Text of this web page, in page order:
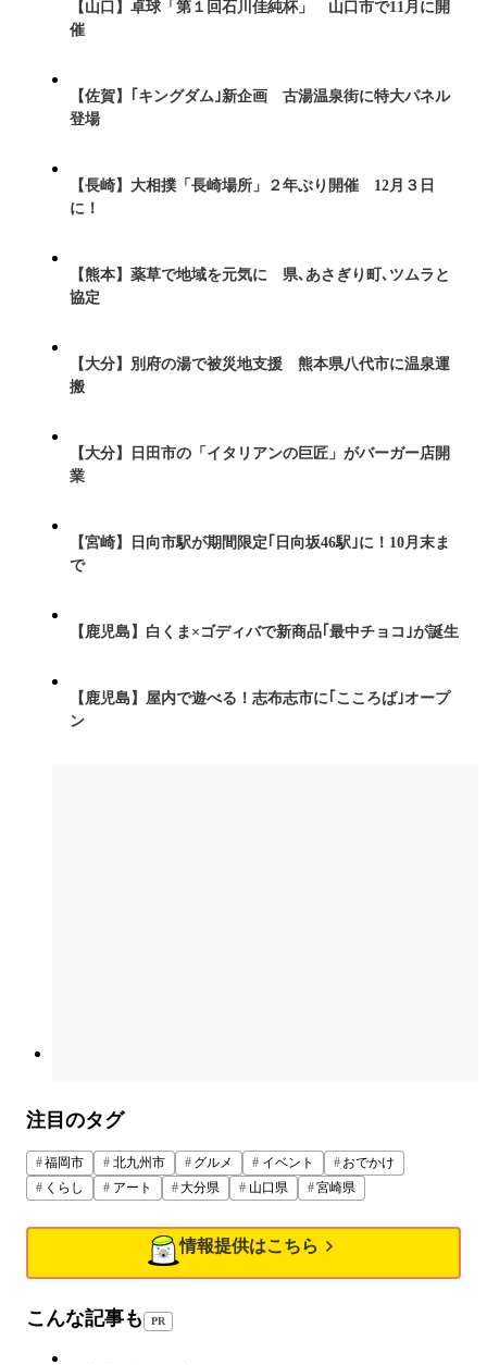
【山口】卓球「第１回石川佳純杯」 山口市で11月に開
催
【佐賀】｢キングダム｣新企画 古湯温泉街に特大パネル
登場
【長崎】大相撲「長崎場所」２年ぶり開催 12月３日
に！
【熊本】薬草で地域を元気に 県､あさぎり町､ツムラと
協定
【大分】別府の湯で被災地支援 熊本県八代市に温泉運
搬
【大分】日田市の「イタリアンの巨匠」がバーガー店開
業
【宮崎】日向市駅が期間限定｢日向坂46駅｣に！10月末ま
で
【鹿児島】白くま×ゴディバで新商品｢最中チョコ｣が誕生
【鹿児島】屋内で遊べる！志布志市に｢こころば｣オープ
ン
注目のタグ
福岡市 北九州市 グルメ イベント
おでかけ
くらし
アート 大分県 山口県 宮崎県
情報提供はこちら
こんな記事も PR